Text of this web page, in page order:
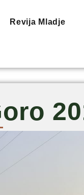
Revija Mladje